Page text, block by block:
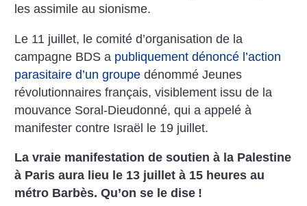
les assimile au sionisme.
Le 11 juillet, le comité d’organisation de la
campagne BDS a publiquement dénoncé l’action
parasitaire d’un groupe dénommé Jeunes
révolutionnaires français, visiblement issu de la
mouvance Soral-Dieudonné, qui a appelé à
manifester contre Israël le 19 juillet.
La vraie manifestation de soutien à la Palestine
à Paris aura lieu le 13 juillet à 15 heures au
métro Barbès. Qu’on se le dise !